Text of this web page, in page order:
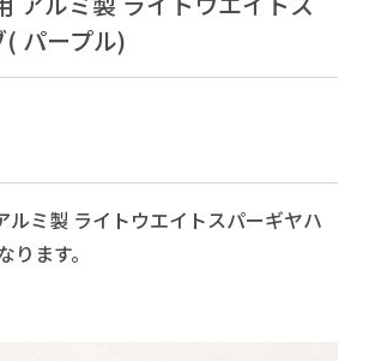
パープル)
ルミ製 ライトウエイトスパーギヤハ
ります。